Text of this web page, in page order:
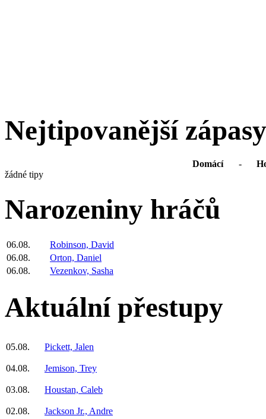
Nejtipovanější zápasy
Domácí -
žádné tipy
Narozeniny hráčů
06.08.
Robinson, David
06.08.
Orton, Daniel
06.08.
Vezenkov, Sasha
Aktuální přestupy
05.08. Pickett, Jalen
04.08. Jemison, Trey
03.08. Houstan, Caleb
02.08. Jackson Jr., Andre